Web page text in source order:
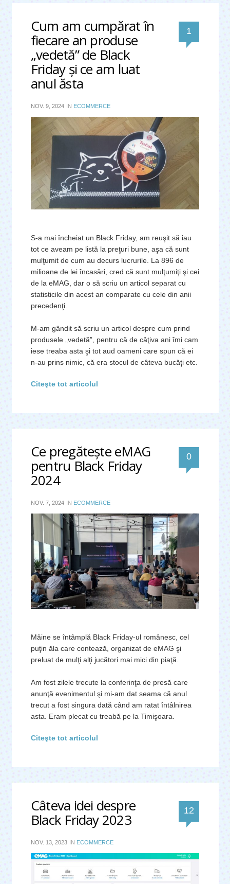
Cum am cumpărat în
fiecare an produse
„vedetă” de Black
Friday şi ce am luat
anul ăsta
1
NOV. 9, 2024 IN ECOMMERCE
S-a mai încheiat un Black Friday, am reuşit să iau
tot ce aveam pe listă la preţuri bune, aşa că sunt
mulţumit de cum au decurs lucrurile. La 896 de
milioane de lei încasări, cred că sunt mulţumiţi şi cei
de la eMAG, dar o să scriu un articol separat cu
statisticile din acest an comparate cu cele din anii
precedenţi.
M-am gândit să scriu un articol despre cum prind
produsele „vedetă”, pentru că de câţiva ani îmi cam
iese treaba asta şi tot aud oameni care spun că ei
n-au prins nimic, că era stocul de câteva bucăţi etc.
Citeşte tot articolul
Ce pregăteşte eMAG
pentru Black Friday
2024
0
NOV. 7, 2024 IN ECOMMERCE
Mâine se întâmplă Black Friday-ul românesc, cel
puţin ăla care contează, organizat de eMAG şi
preluat de mulţi alţi jucători mai mici din piaţă.
Am fost zilele trecute la conferinţa de presă care
anunţă evenimentul şi mi-am dat seama că anul
trecut a fost singura dată când am ratat întâlnirea
asta. Eram plecat cu treabă pe la Timişoara.
Citeşte tot articolul
Câteva idei despre
Black Friday 2023 12
NOV. 13, 2023 IN ECOMMERCE